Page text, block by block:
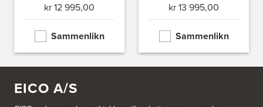
Bjørnådal AS
8624 Mo I Rana
Tel.:+47 751 53 000
Sentrumsvn. 4
8920 Sømna
kr 12 995,00
Sammenlikn
kr 13 995,00
Sammenlikn
EICO A/S